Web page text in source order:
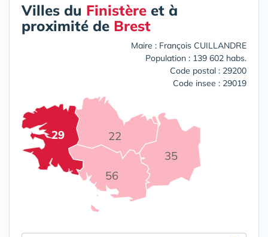
Villes du Finistère et à
proximité de Brest
Maire : François CUILLANDRE
Population : 139 602 habs.
Code postal : 29200
Code insee : 29019
22
29
35
56